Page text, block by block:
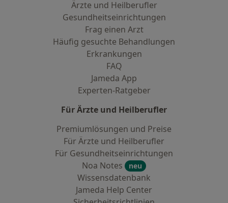
Ärzte und Heilberufler
Gesundheitseinrichtungen
Frag einen Arzt
Häufig gesuchte Behandlungen
Erkrankungen
FAQ
Jameda App
Experten-Ratgeber
Für Ärzte und Heilberufler
Premiumlösungen und Preise
Für Ärzte und Heilberufler
Für Gesundheitseinrichtungen
Noa Notes
neu
Wissensdatenbank
Jameda Help Center